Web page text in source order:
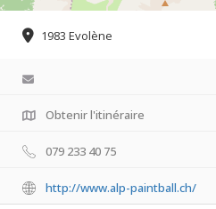
1983 Evolène
Obtenir l'itinéraire
079 233 40 75
http://www.alp-paintball.ch/